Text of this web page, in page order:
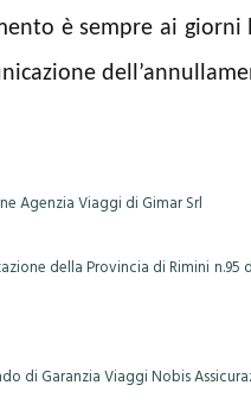
è sempre ai
Agenzia Viaggi di Gimar Srl
della Provincia di Rimini
di Garanzia Viaggi Nobis